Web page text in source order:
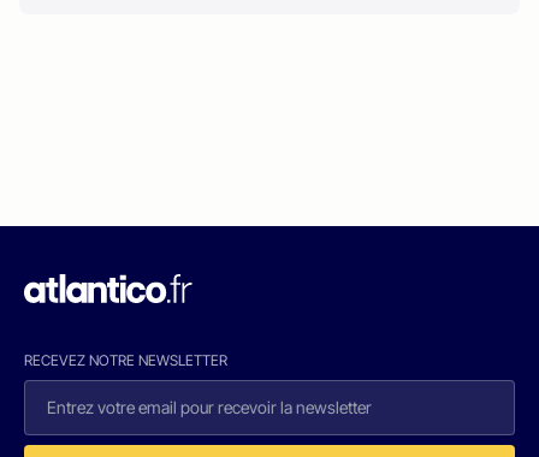
RECEVEZ NOTRE NEWSLETTER